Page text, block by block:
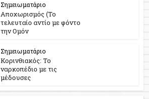
Σημειωματάριο
Αποχωρισμός (Το
τελευταίο αντίο με φόντο
την Ομόν
Σημειωματάριο
Κορινθιακός: Το
ναρκοπέδιο με τις
μέδουσες